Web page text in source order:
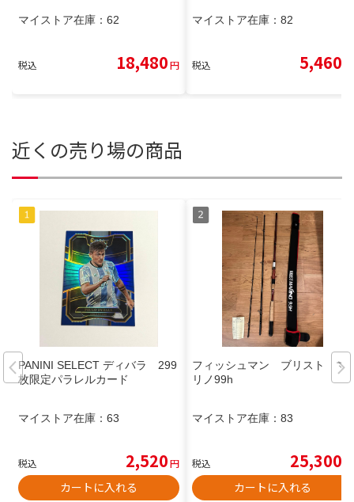
マイストア在庫： 62
税込 18,480円
マイストア在庫： 82
税込 5,460
近くの売り場の商品
PANINI SELECT ディバラ 299
枚限定パラレルカード
マイストア在庫： 63
税込 2,520円
カートに入れる
フィッシュマン ブリスト マ
リノ99h
マイストア在庫： 83
税込 25,300
カートに入れる